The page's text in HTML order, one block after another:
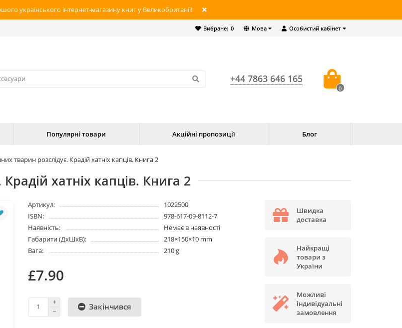
українського інтернет-магазину книг у Великобританії!
Особистий кабінет
Мова
Вибране: 0
+44 7863 646 165
0
Популярні товари Акційні пропозиції Блог
тварин розслідує. Крадій хатніх капців. Книга 2
хатніх капців. Книга 2
Артикул:
1022500
ISBN:
978-617-09-8112-7
Наявність:
Немає в наявності
Габарити (ДхШхВ):
218×150×10 mm
Вага:
210 g
£7.90
Закінчився
Швидка
доставка
Найкращі
товари з
України
Можливі
індивідуальні
замовлення